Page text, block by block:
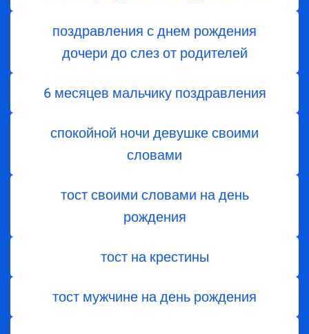
поздравления с днем ​​рождения
дочери до слез от родителей
6 месяцев мальчику поздравления
спокойной ночи девушке своими
словами
тост своими словами на день
рождения
тост на крестины
тост мужчине на день рождения